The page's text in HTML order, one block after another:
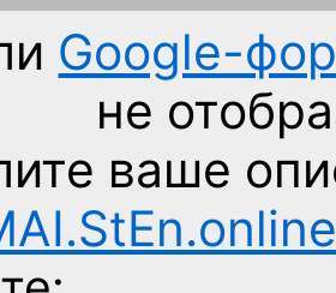
Google-
не
ваше